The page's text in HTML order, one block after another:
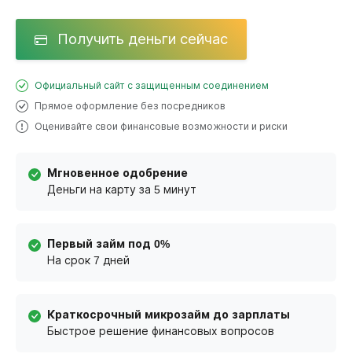
Получить деньги сейчас
Официальный сайт с защищенным соединением
Прямое оформление без посредников
Оценивайте свои финансовые возможности и риски
Мгновенное одобрение
Деньги на карту за 5 минут
Первый займ под 0%
На срок 7 дней
Краткосрочный микрозайм до зарплаты
Быстрое решение финансовых вопросов